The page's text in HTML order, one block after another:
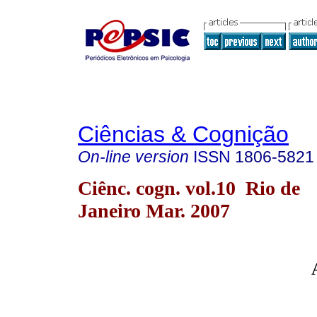
Ciências & Cognição
On-line version ISSN 1806-5821
Ciênc. cogn. vol.10 Rio de
Janeiro Mar. 2007